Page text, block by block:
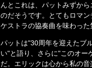
んとこれは、パットみずか
のだそうです。とてもロマ
ケストラの協奏曲を味わっ
パットは"30周年を迎えたブ
い"と語り、さらに"このオー
だ。エリックは心から私の